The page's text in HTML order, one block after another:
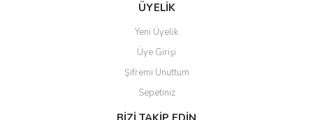
ÜYELİK
Yeni Üyelik
Üye Girişi
Şifremi Unuttum
Sepetiniz